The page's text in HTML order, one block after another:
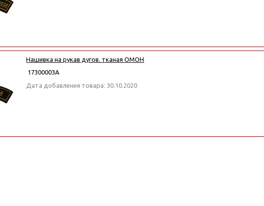
Нашивка на рукав дугов. тканая ОМОН
17300003А
Дата добавления товара: 30.10.2020